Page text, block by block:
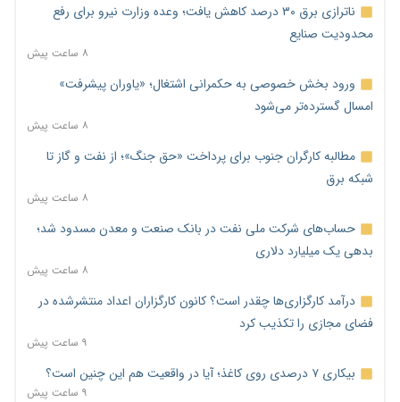
ناترازی برق ۳۰ درصد کاهش یافت؛ وعده وزارت نیرو برای رفع
محدودیت صنایع
۸ ساعت پیش
ورود بخش خصوصی به حکمرانی اشتغال؛ «یاوران پیشرفت»
امسال گسترده‌تر می‌شود
۸ ساعت پیش
مطالبه کارگران جنوب برای پرداخت «حق جنگ»؛ از نفت و گاز تا
شبکه برق
۸ ساعت پیش
حساب‌های شرکت ملی نفت در بانک صنعت و معدن مسدود شد؛
بدهی یک میلیارد دلاری
۸ ساعت پیش
درآمد کارگزاری‌ها چقدر است؟ کانون کارگزاران اعداد منتشرشده در
فضای مجازی را تکذیب کرد
۹ ساعت پیش
بیکاری ۷ درصدی روی کاغذ؛ آیا در واقعیت هم این چنین است؟
۹ ساعت پیش